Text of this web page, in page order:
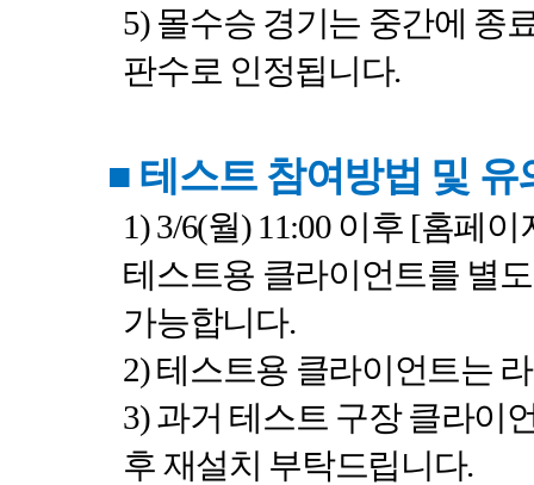
5) 몰수승 경기는 중간에 종
판수로 인정됩니다.
■ 테스트 참여방법 및 유
1) 3/6(월) 11:00 이후 [홈페이
테스트용 클라이언트를 별
가능합니다.
2)테스트용 클라이언트는
3)과거 테스트 구장 클라이
후 재설치 부탁드립니다.